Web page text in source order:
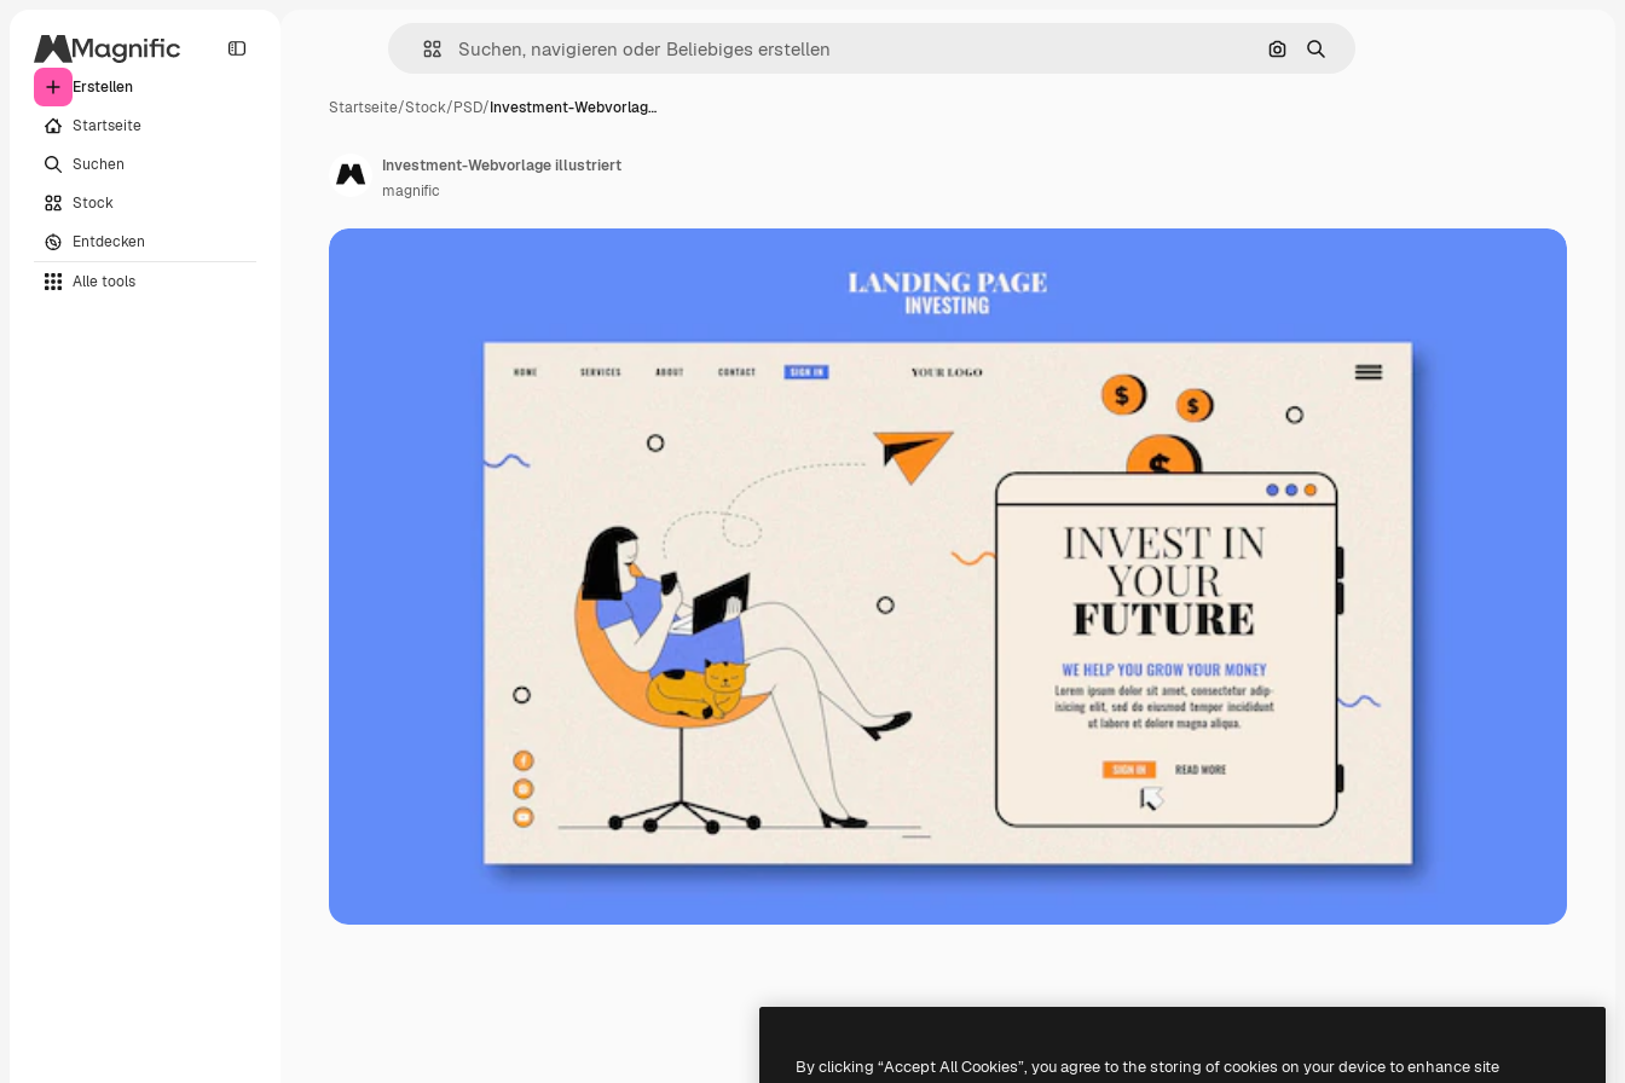
Erstellen
Startseite
Suchen
Stock
Entdecken
Alle tools
Nach Bild suchen
Suchen
Startseite/Stock/PSD/Investment-Webvorlag…
Investment-Webvorlage illustriert
magnific
By clicking “Accept All Cookies”, you agree to the storing of cookies on your device to enhance site